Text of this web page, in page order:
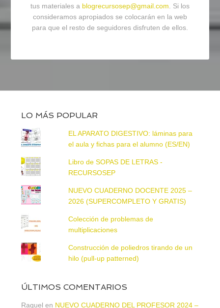
tus materiales a blogrecursosep@gmail.com. Si los
consideramos apropiados se colocarán en la web
para que el resto de seguidores disfruten de ellos.
LO MÁS POPULAR
EL APARATO DIGESTIVO: láminas para
el aula y fichas para el alumno (ES/EN)
Libro de SOPAS DE LETRAS -
RECURSOSEP
NUEVO CUADERNO DOCENTE 2025 –
2026 (SUPERCOMPLETO Y GRATIS)
Colección de problemas de
multiplicaciones
Construcción de poliedros tirando de un
hilo (pull-up patterned)
ÚLTIMOS COMENTARIOS
Raquel en NUEVO CUADERNO DEL PROFESOR 2024 –